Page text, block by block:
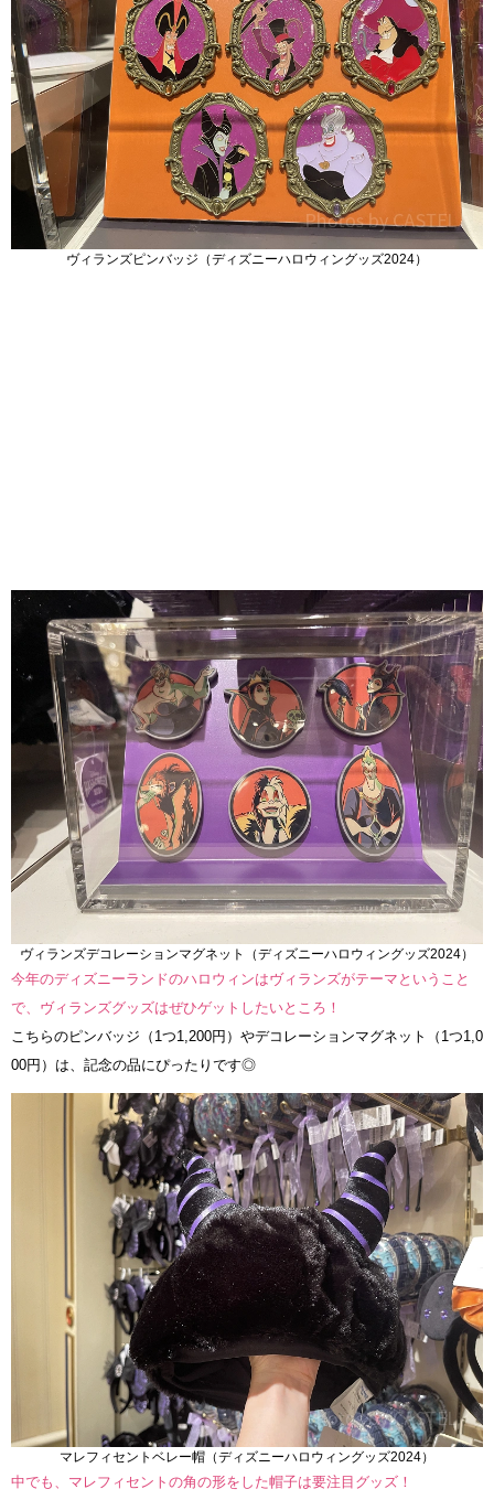
ヴィランズピンバッジ（ディズニーハロウィングッズ2024）
ヴィランズデコレーションマグネット（ディズニーハロウィングッズ2024）
今年のディズニーランドのハロウィンはヴィランズがテーマということ
で、ヴィランズグッズはぜひゲットしたいところ！
こちらのピンバッジ（1つ1,200円）やデコレーションマグネット（1つ1,0
00円）は、記念の品にぴったりです◎
マレフィセントベレー帽（ディズニーハロウィングッズ2024）
中でも、マレフィセントの角の形をした帽子は要注目グッズ！